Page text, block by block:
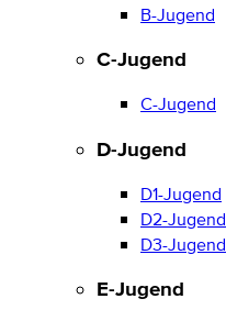
B-Jugend
C-Jugend
C-Jugend
D-Jugend
D1-Jugend
D2-Jugend
D3-Jugend
E-Jugend